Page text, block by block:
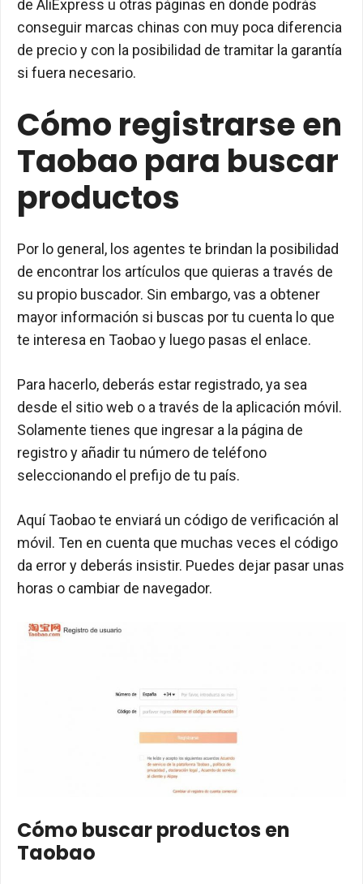
de AliExpress u otras páginas en donde podrás
conseguir marcas chinas con muy poca diferencia
de precio y con la posibilidad de tramitar la garantía
si fuera necesario.
Cómo registrarse en
Taobao para buscar
productos
Por lo general, los agentes te brindan la posibilidad
de encontrar los artículos que quieras a través de
su propio buscador. Sin embargo, vas a obtener
mayor información si buscas por tu cuenta lo que
te interesa en Taobao y luego pasas el enlace.
Para hacerlo, deberás estar registrado, ya sea
desde el sitio web o a través de la aplicación móvil.
Solamente tienes que ingresar a la página de
registro y añadir tu número de teléfono
seleccionando el prefijo de tu país.
Aquí Taobao te enviará un código de verificación al
móvil. Ten en cuenta que muchas veces el código
da error y deberás insistir. Puedes dejar pasar unas
horas o cambiar de navegador.
Cómo buscar productos en
Taobao